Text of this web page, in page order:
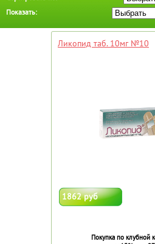
Показать:
Ликопид таб. 10мг №10
1862 руб
Покупка по клубной